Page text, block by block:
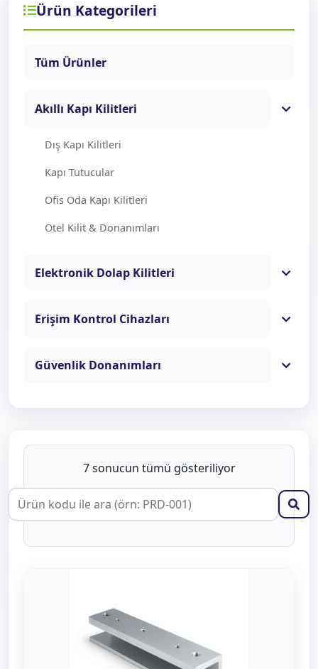
Ürün Kategorileri
Tüm Ürünler
Akıllı Kapı Kilitleri
Dış Kapı Kilitleri
Kapı Tutucular
Ofis Oda Kapı Kilitleri
Otel Kilit & Donanımları
Elektronik Dolap Kilitleri
Erişim Kontrol Cihazları
Güvenlik Donanımları
7 sonucun tümü gösteriliyor